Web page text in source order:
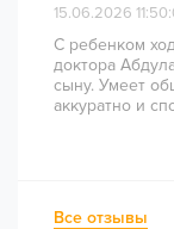
15.06.2026
С ребенком
доктора
сыну. Умеет
аккуратно и
Все отзывы